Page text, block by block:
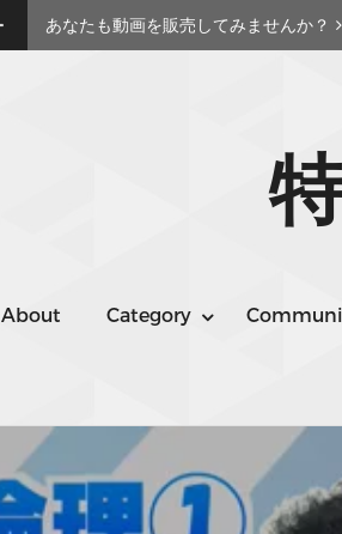
あなたも動画を販売してみませんか？
About Category